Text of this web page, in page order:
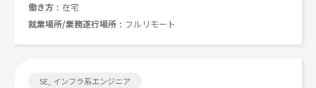
働き方
在宅
就業場所/業務遂行場所
フルリモート
SE, インフラ系エンジニア